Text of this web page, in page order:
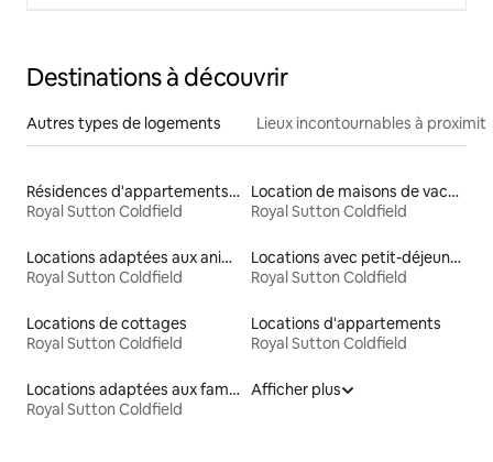
Destinations à découvrir
Autres types de logements Lieux incontournables à
Résidences d'appartements en location
Royal Sutton Coldfield
Location de maisons de vacances
Royal Sutton Coldfield
Locations adaptées aux animaux
Royal Sutton Coldfield
Locations avec petit-déjeuner
Royal Sutton Coldfield
Locations de cottages
Royal Sutton Coldfield
Locations d'appartements
Royal Sutton Coldfield
Locations adaptées aux familles
Royal Sutton Coldfield
Afficher plus